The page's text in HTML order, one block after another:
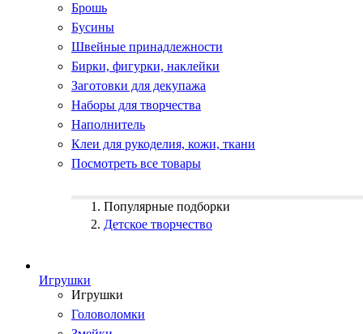
Брошь
Бусины
Швейные принадлежности
Бирки, фигурки, наклейки
Заготовки для декупажа
Наборы для творчества
Наполнитель
Клеи для рукоделия, кожи, ткани
Посмотреть все товары
Популярные подборки
Детское творчество
Игрушки
Игрушки
Головоломки